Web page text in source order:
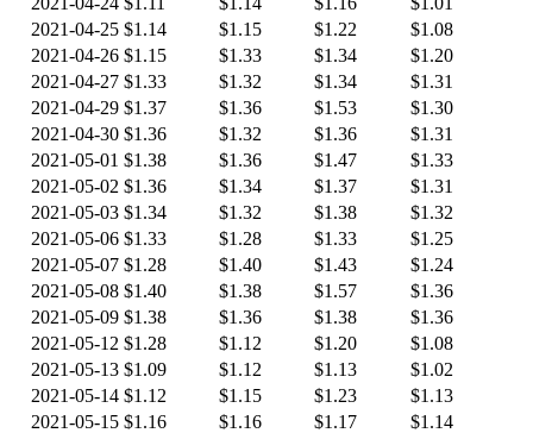
2021-04-25 $1.14 $1.15 $1.22
$1.08
2021-04-26 $1.15 $1.33 $1.34
$1.20
2021-04-27 $1.33 $1.32 $1.34
$1.31
2021-04-29 $1.37 $1.36 $1.53
$1.30
2021-04-30 $1.36 $1.32 $1.36
$1.31
2021-05-01 $1.38 $1.36 $1.47
$1.33
2021-05-02 $1.36 $1.34 $1.37
$1.31
2021-05-03 $1.34 $1.32 $1.38
$1.32
2021-05-06 $1.33 $1.28 $1.33
$1.25
2021-05-07 $1.28 $1.40 $1.43
$1.24
2021-05-08 $1.40 $1.38 $1.57
$1.36
2021-05-09 $1.38 $1.36 $1.38
$1.36
2021-05-12 $1.28 $1.12 $1.20
$1.08
2021-05-13 $1.09 $1.12 $1.13
$1.02
2021-05-14 $1.12 $1.15 $1.23
$1.13
2021-05-15 $1.16 $1.16 $1.17
$1.14